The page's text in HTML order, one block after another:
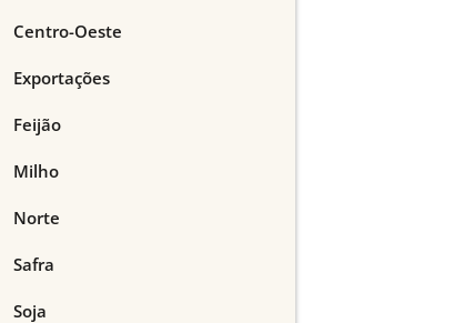
Centro-Oeste
Exportações
Feijão
Milho
Norte
Safra
Soja